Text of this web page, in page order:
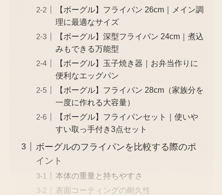
【ボーグル】フライパン 26cm｜メイン調
理に最適なサイズ
【ボーグル】深型フライパン 24cm｜煮込
みもできる万能型
【ボーグル】玉子焼き器｜お弁当作りに
便利なエッグパン
【ボーグル】フライパン 28cm（家族分を
一度に作れる大容量）
【ボーグル】フライパンセット｜使いや
すい取っ手付き3点セット
ボーグルのフライパンを比較する際のポ
イント
本体の重量と持ちやすさ
表面コーティングの耐久性